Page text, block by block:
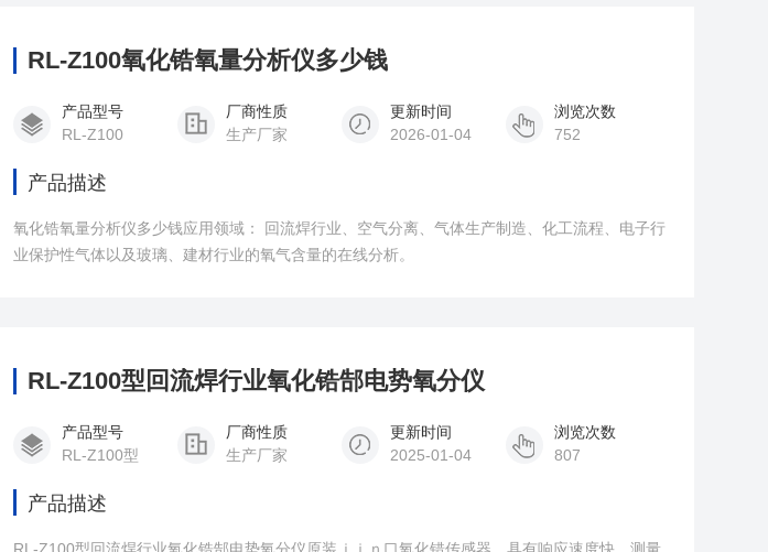
RL-Z100氧化锆氧量分析仪多少钱
产品型号
RL-Z100
厂商性质
生产厂家
更新时间
2026-01-04
浏览次数
752
产品描述
氧化锆氧量分析仪多少钱应用领域： 回流焊行业、空气分离、气体生产制造、化工流程、电子行
业保护性气体以及玻璃、建材行业的氧气含量的在线分析。
RL-Z100型回流焊行业氧化锆郜电势氧分仪
产品型号
RL-Z100型
厂商性质
生产厂家
更新时间
2025-01-04
浏览次数
807
产品描述